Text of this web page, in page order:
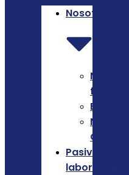
Nosotros
Nuestra
firma
Equipo
Nuestros
Clientes
Pasivos
laborales